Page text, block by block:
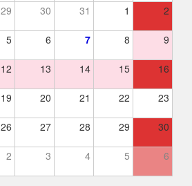
29 30 31 1 2
5 6 7 8 9
12 13 14 15 16
19 20 21 22 23
26 27 28 29 30
2 3 4 5 6